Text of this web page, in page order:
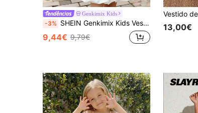
Genkimix Kids
-3% SHEIN Genkimix Kids Vestido novo, casual e estiloso para meninas, com laço de renda branca na frente, blusa branca com aplicações de miçangas, gola redonda sem mangas em malha canelada azul-clara, vestido em tecido branco, elegante e confortável, ideal para uso diário, passeios, festas, férias e primavera/verão.
9,44€ 9,79€
13,00€